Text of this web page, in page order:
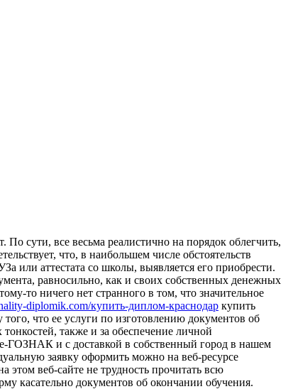
сути, все весьма реалистично на порядок облегчить,
что, в наибольшем числе обстоятельств
или аттестата со школы, выявляется его приобрести.
равносильно, как и своих собственных денежных
то ничего нет странного в том, что значительное
diplomik.com/купить-диплом-краснодар купить
что ее услуги по изготовлению документов об
также и за обеспечение личной
ГОЗНАК и с доставкой в собственный город в нашем
заявку оформить можно на веб-ресурсе
этом веб-сайте не трудность прочитать всю
касательно документов об окончании обучения.